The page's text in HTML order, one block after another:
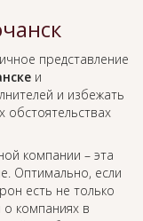
представление
и
и избежать
обстоятельствах
компании – эта
Оптимально, если
есть не только
компаниях в